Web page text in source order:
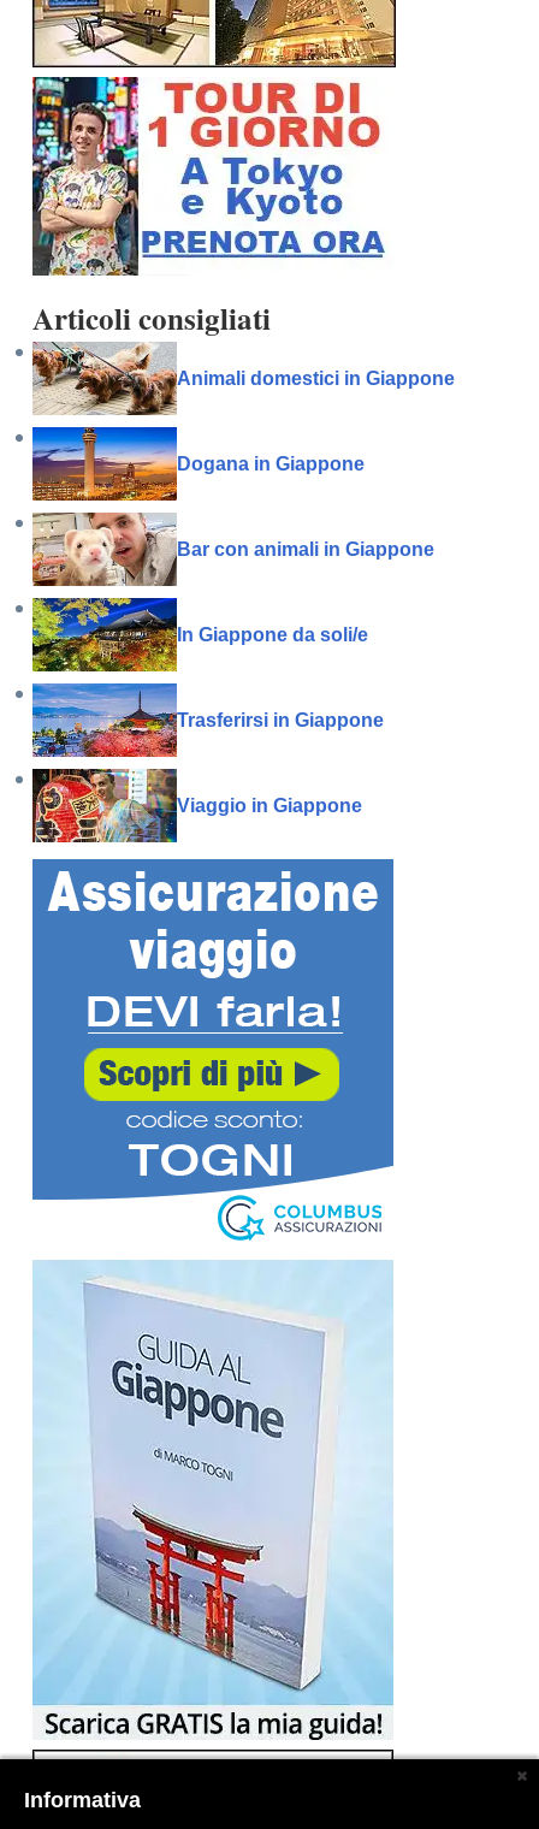
Articoli consigliati
Animali domestici in Giappone
Dogana in Giappone
Bar con animali in Giappone
In Giappone da soli/e
Trasferirsi in Giappone
Viaggio in Giappone
Informativa